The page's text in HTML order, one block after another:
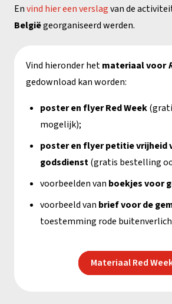
Envind hier een verslagvan de
Belgiëgeorganiseerd werden.
Vind hieronder hetmateriaal voor
gedownload kan worden:
poster en flyer Red Week
mogelijk);
poster en flyer petitie vrijheid
godsdienst(gratis bestelling
voorbeelden van boekjes voor
voorbeeld van brief voor de
toestemming rode
Materiaal Red